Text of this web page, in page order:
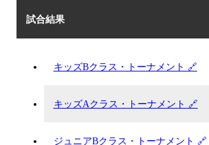
試合結果
キッズBクラス・トーナメント 🔗
キッズAクラス・トーナメント 🔗
ジュニアBクラス・トーナメント 🔗